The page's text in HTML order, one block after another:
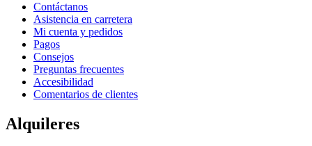
Contáctanos
Asistencia en carretera
Mi cuenta y pedidos
Pagos
Consejos
Preguntas frecuentes
Accesibilidad
Comentarios de clientes
Alquileres